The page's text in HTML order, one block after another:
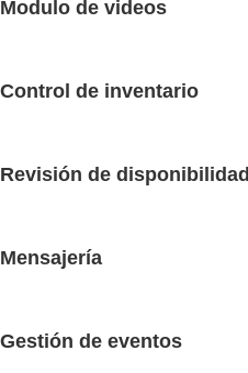
Modulo de videos
Control de inventario
Revisión de disponibilidad
Mensajería
Gestión de eventos